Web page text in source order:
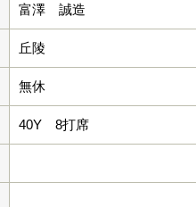
富澤 誠造
丘陵
無休
40Y 8打席